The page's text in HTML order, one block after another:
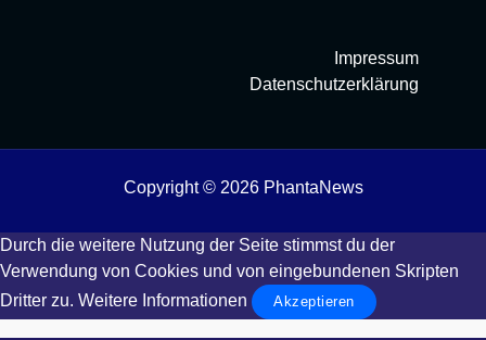
Impressum
Datenschutzerklärung
Copyright © 2026 PhantaNews
Durch die weitere Nutzung der Seite stimmst du der
Verwendung von Cookies und von eingebundenen Skripten
Dritter zu. Weitere Informationen Akzeptieren